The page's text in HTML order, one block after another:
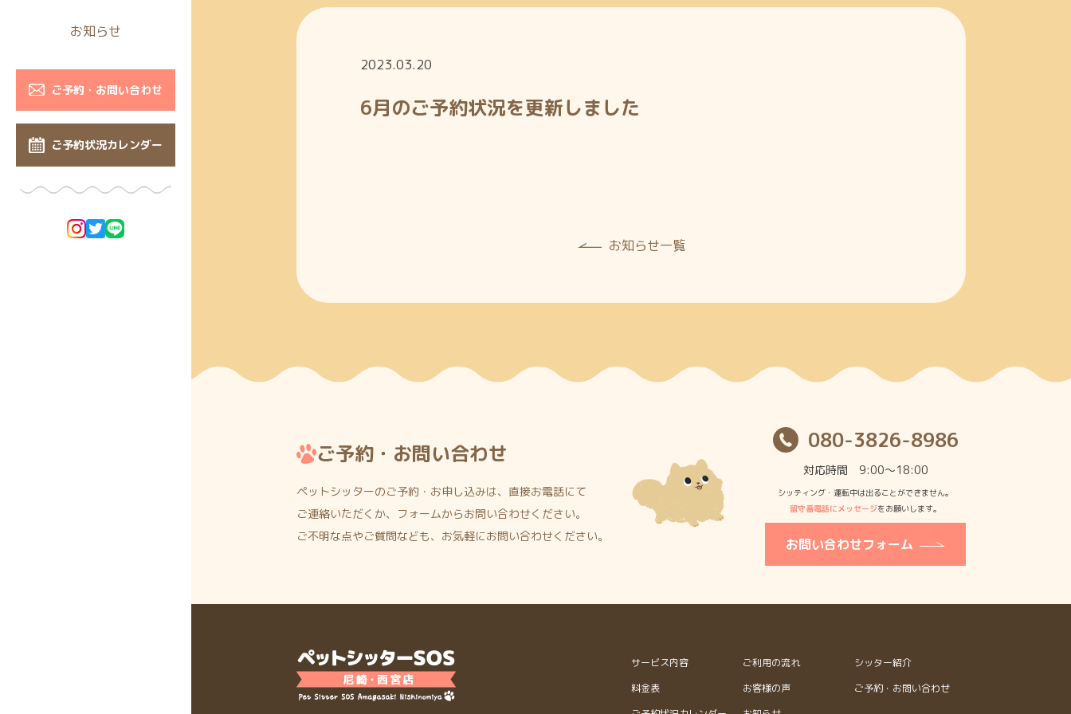
お知らせ
ご予約・お問い合わせ
ご予約状況カレンダー
2023.03.20
6月のご予約状況を更新しました
お知らせ一覧
ご予約・お問い合わせ
ペットシッターのご予約・お申し込みは、直接お電話にて
ご連絡いただくか、フォームからお問い合わせください。
ご不明な点やご質問なども、お気軽にお問い合わせください。
080-3826-8986
対応時間 9:00〜18:00
シッティング・運転中は出ることができません。
留守番電話にメッセージをお願いします。
お問い合わせフォーム
サービス内容 ご利用の流れ
シッター紹介
料金表
お客様の声
ご予約・お問い合わせ